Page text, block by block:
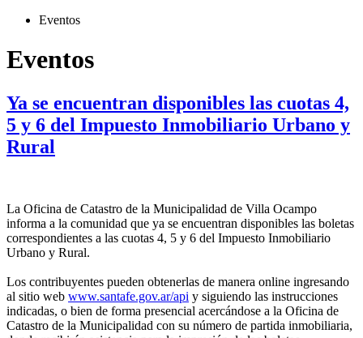
Eventos
Eventos
Ya se encuentran disponibles las cuotas 4,
5 y 6 del Impuesto Inmobiliario Urbano y
Rural
La Oficina de Catastro de la Municipalidad de Villa Ocampo
informa a la comunidad que ya se encuentran disponibles las boletas
correspondientes a las cuotas 4, 5 y 6 del Impuesto Inmobiliario
Urbano y Rural.
Los contribuyentes pueden obtenerlas de manera online ingresando
al sitio web www.santafe.gov.ar/api y siguiendo las instrucciones
indicadas, o bien de forma presencial acercándose a la Oficina de
Catastro de la Municipalidad con su número de partida inmobiliaria,